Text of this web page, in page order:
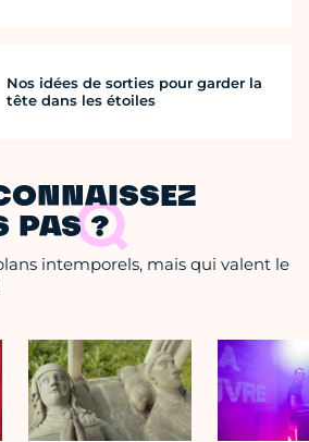
Nos idées de sorties pour garder la
tête dans les étoiles
PAS ?
intemporels, mais qui valent le